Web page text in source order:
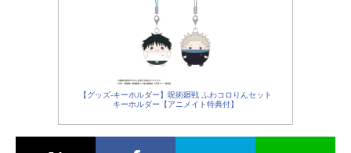
【グッズ-キーホルダー】呪術廻戦 ふわコロりんセット
キーホルダー【アニメイト特典付】